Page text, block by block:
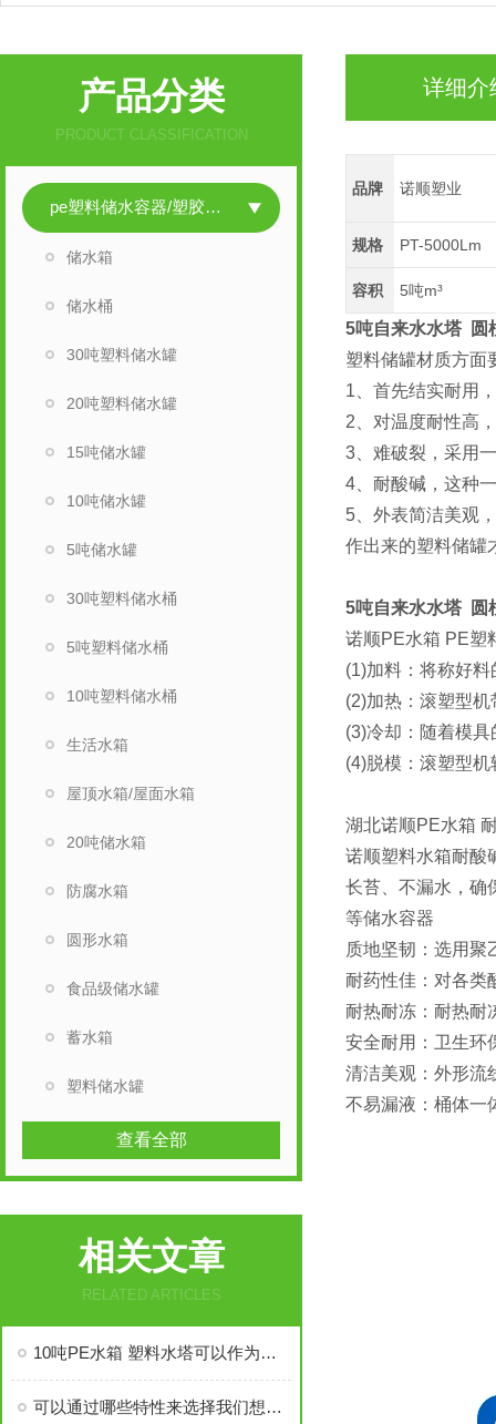
产品分类
PRODUCT CLASSIFICATION
pe塑料储水容器/塑胶储水容器
储水箱
储水桶
30吨塑料储水罐
20吨塑料储水罐
15吨储水罐
10吨储水罐
5吨储水罐
30吨塑料储水桶
5吨塑料储水桶
10吨塑料储水桶
生活水箱
屋顶水箱/屋面水箱
20吨储水箱
防腐水箱
圆形水箱
食品级储水罐
蓄水箱
塑料储水罐
查看全部
相关文章
RELATED ARTICLES
10吨PE水箱 塑料水塔可以作为生活水箱吗
可以通过哪些特性来选择我们想要的5吨塑料储罐？
详细介
品牌 诺顺塑业
规格 PT-5000Lm
容积 5吨m³
5吨自来水水塔 圆
塑料储罐材质方面
1、首先结实耐用
2、对温度耐性高
3、难破裂，采用
4、耐酸碱，这种
5、外表简洁美观
作出来的塑料储罐
5吨自来水水塔 圆
诺顺PE水箱 PE
(1)加料：将称好
(2)加热：滚塑型
(3)冷却：随着模
(4)脱模：滚塑型
湖北诺顺PE水箱
诺顺塑料水箱耐酸
长苔、不漏水，确
等储水容器
质地坚韧：选用聚
耐药性佳：对各类
耐热耐冻：耐热耐
安全耐用：卫生环
清洁美观：外形流
不易漏液：桶体一